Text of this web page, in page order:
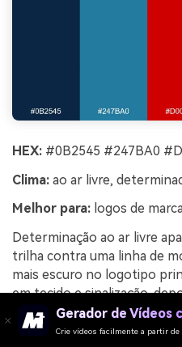
HEX: #0B2545 #247BA0
Clima: ao ar livre,
Melhor para: logos de
Determinação ao ar livre
trilha contra uma linha de
mais escuro no logotipo
em tecido e sinalização,
como preenchimento
funcionam melhor em
Gerador de Vídeos
Crie vídeos facilmente a partir de